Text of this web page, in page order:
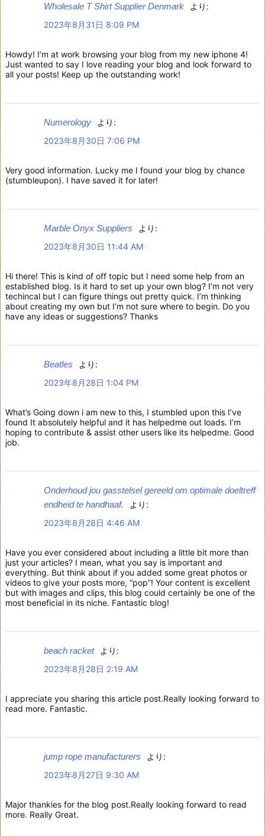
Wholesale T Shirt Supplier Denmark
より:
2023年8月31日 8:09 PM
Howdy! I’m at work browsing your blog from my new iphone 4!
Just wanted to say I love reading your blog and look forward to
all your posts! Keep up the outstanding work!
Numerology
より:
2023年8月30日 7:06 PM
Very good information. Lucky me I found your blog by chance
(stumbleupon). I have saved it for later!
Marble Onyx Suppliers
より:
2023年8月30日 11:44 AM
Hi there! This is kind of off topic but I need some help from an
established blog. Is it hard to set up your own blog? I’m not very
techincal but I can figure things out pretty quick. I’m thinking
about creating my own but I’m not sure where to begin. Do you
have any ideas or suggestions? Thanks
Beatles
より:
2023年8月28日 1:04 PM
What’s Going down i am new to this, I stumbled upon this I’ve
found It absolutely helpful and it has helpedme out loads. I’m
hoping to contribute & assist other users like its helpedme. Good
job.
Onderhoud jou gasstelsel gereeld om optimale doeltreff
endheid te handhaaf.
より:
2023年8月28日 4:46 AM
Have you ever considered about including a little bit more than
just your articles? I mean, what you say is important and
everything. But think about if you added some great photos or
videos to give your posts more, “pop”! Your content is excellent
but with images and clips, this blog could certainly be one of the
most beneficial in its niche. Fantastic blog!
beach racket
より:
2023年8月28日 2:19 AM
I appreciate you sharing this article post.Really looking forward to
read more. Fantastic.
jump rope manufacturers
より:
2023年8月27日 9:30 AM
Major thankies for the blog post.Really looking forward to read
more. Really Great.